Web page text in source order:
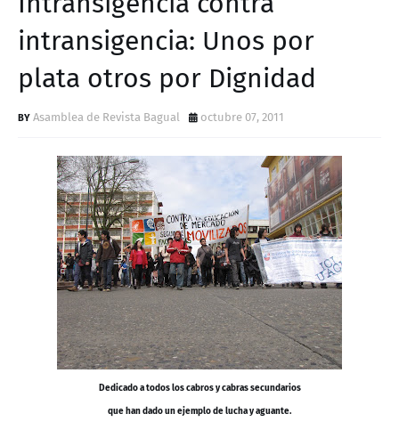
intransigencia: Unos por
plata otros por Dignidad
Asamblea de Revista Bagual octubre 07, 2011
Dedicado a todos los cabros y cabras secundarios
que han dado un ejemplo de lucha y aguante.